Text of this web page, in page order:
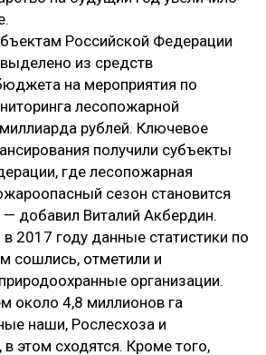
Российской Федерации
из средств
на мероприятия по
лесопожарной
рублей. Ключевое
получили субъекты
где лесопожарная
сезон становится
— добавил Виталий Акбердин.
2017 году данные статистики по
сошлись, отметили и
организации.
около 4,8 миллионов га
наши, Рослесхоза и
этом сходятся. Кроме того,